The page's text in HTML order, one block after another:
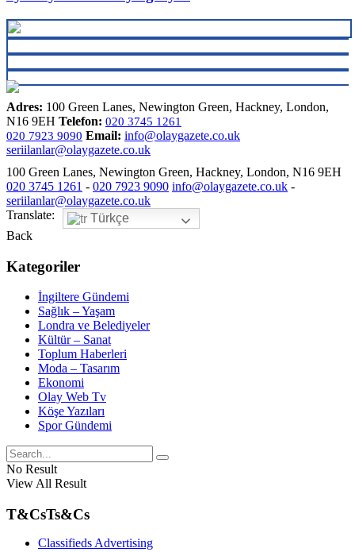
Adres: 100 Green Lanes, Newington Green, Hackney, London,
N16 9EH Telefon: 020 3745 1261
020 7923 9090 Email: info@olaygazete.co.uk
seriilanlar@olaygazete.co.uk
100 Green Lanes, Newington Green, Hackney, London, N16 9EH
020 3745 1261 - 020 7923 9090 info@olaygazete.co.uk -
seriilanlar@olaygazete.co.uk
Translate:
Türkçe
Back
Kategoriler
İngiltere Gündemi
Sağlık – Yaşam
Londra ve Belediyeler
Kültür – Sanat
Toplum Haberleri
Moda – Tasarım
Ekonomi
Olay Web Tv
Köşe Yazıları
Spor Gündemi
No Result
View All Result
T&CsTs&Cs
Classifieds Advertising